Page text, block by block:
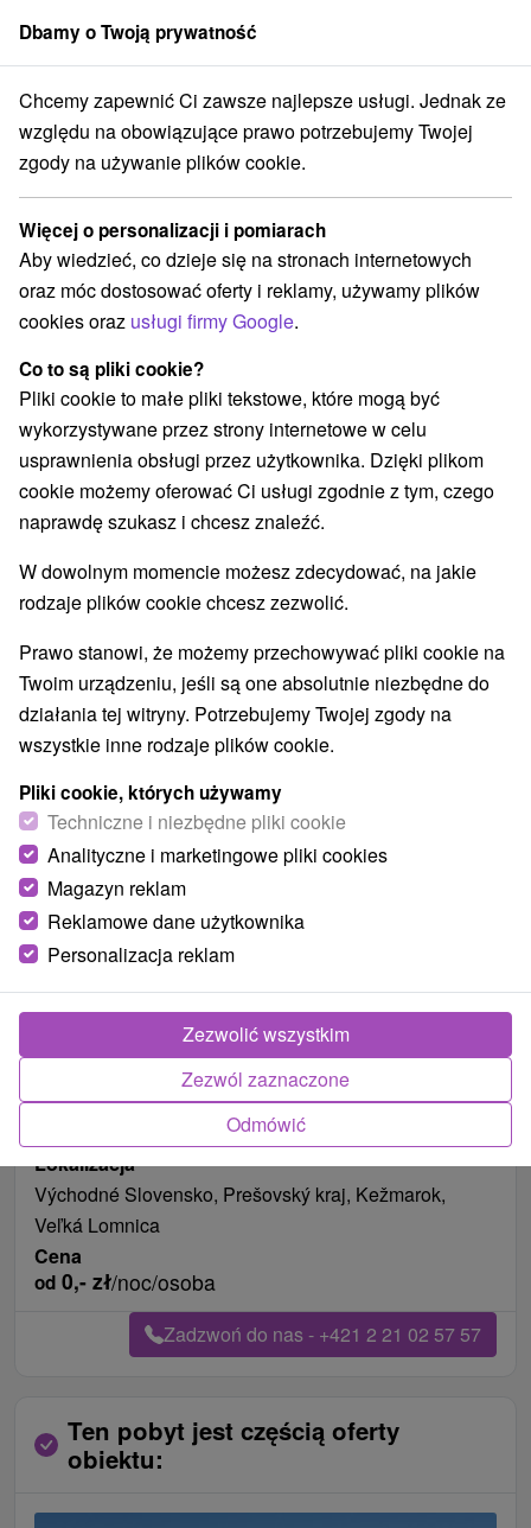
członek grupySorger
Veľká Lomnica Novoročná jazda na lyžiach vo Vysokých Tatrách
Novoročná jazda na lyžiach vo
Vysokých Tatrách
Oferta wygasła! Wybierz poniżej z aktualnych ofert.
Natur Resort Veľká Lomnica Veľká Lomnica
Przejdź do lokalizacji
Urządzenie jest obecnie zamknięty z naszą ofertą!
Długość pobytuod 127 noce Pożywienieśniadanie
Data ważności na pobyt01.01.2000
Lokalizacja
Východné Slovensko, Prešovský kraj, Kežmarok,
Veľká Lomnica
Cena
od 0,- zł/noc/osoba
Zadzwoń do nas - +421 2 21 02 57 57
Ten pobyt jest częścią oferty
obiektu:
Dbamy o Twoją prywatność
Chcemy zapewnić Ci zawsze najlepsze usługi. Jednak ze
względu na obowiązujące prawo potrzebujemy Twojej
zgody na używanie plików cookie.
Więcej o personalizacji i pomiarach
Aby wiedzieć, co dzieje się na stronach internetowych
oraz móc dostosować oferty i reklamy, używamy plików
cookies oraz usługi firmy Google.
Co to są pliki cookie?
Pliki cookie to małe pliki tekstowe, które mogą być
wykorzystywane przez strony internetowe w celu
usprawnienia obsługi przez użytkownika. Dzięki plikom
cookie możemy oferować Ci usługi zgodnie z tym, czego
naprawdę szukasz i chcesz znaleźć.
W dowolnym momencie możesz zdecydować, na jakie
rodzaje plików cookie chcesz zezwolić.
Prawo stanowi, że możemy przechowywać pliki cookie na
Twoim urządzeniu, jeśli są one absolutnie niezbędne do
działania tej witryny. Potrzebujemy Twojej zgody na
wszystkie inne rodzaje plików cookie.
Pliki cookie, których używamy
Techniczne i niezbędne pliki cookie
Analityczne i marketingowe pliki cookies
Magazyn reklam
Reklamowe dane użytkownika
Personalizacja reklam
Odmówić
Zezwól zaznaczone
Zezwolić wszystkim